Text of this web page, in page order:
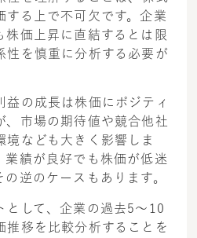
する上で不可欠です。企業
株価上昇に直結するとは限
性を慎重に分析する必要が
益の成長は株価にポジティ
、市場の期待値や競合他社
境なども大きく影響しま
業績が良好でも株価が低迷
逆のケースもあります。
として、企業の過去5～10
推移を比較分析することを